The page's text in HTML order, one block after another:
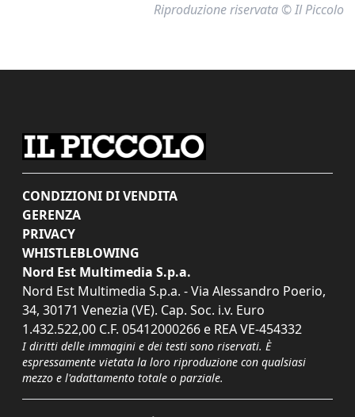
Riproduzione riservata © Il Piccolo
CONDIZIONI DI VENDITA
GERENZA
PRIVACY
WHISTLEBLOWING
Nord Est Multimedia S.p.a.
Nord Est Multimedia S.p.a. - Via Alessandro Poerio,
34, 30171 Venezia (VE). Cap. Soc. i.v. Euro
1.432.522,00 C.F. 05412000266 e REA VE-454332
I diritti delle immagini e dei testi sono riservati. È
espressamente vietata la loro riproduzione con qualsiasi
mezzo e l'adattamento totale o parziale.